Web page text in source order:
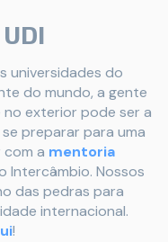
universidades do
do mundo, a gente
exterior pode ser a
preparar para uma
a mentoria
Intercâmbio. Nossos
das pedras para
internacional.
!